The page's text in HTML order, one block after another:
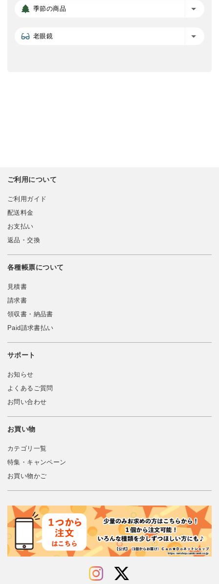
季節の商品
老眼鏡
ご利用について
ご利用ガイド
配送料金
お支払い
返品・交換
各種帳票について
見積書
請求書
領収書・納品書
Paid請求書払い
サポート
お知らせ
よくあるご質問
お問い合わせ
お買い物
カテゴリ一覧
特集・キャンペーン
お買い物かご